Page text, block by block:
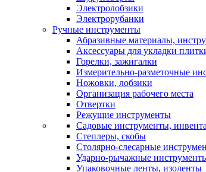
Электролобзики
Электрорубанки
Ручные инструменты
Абразивные материалы,
Аксессуары для укладки
Горелки, зажигалки
Измерительно-разметочные
Ножовки, лобзики
Организация рабочего места
Отвертки
Режущие инструменты
Садовые инструменты,
Степлеры, скобы
Столярно-слесарные
Ударно-рычажные
Упаковочные ленты, изоленты